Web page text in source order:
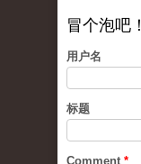
冒个泡吧！
用户名
标题
Comment *